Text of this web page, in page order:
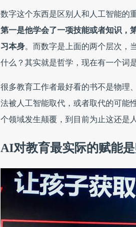
数字这个东西是区别人和人工智能的
第一是他学会了一项技能或者知识，
习本身。而数字是上面的两个层次，
什么？其实就是哲学，现在有一个词
很多教育工作者最好看的书不是物理
法被人工智能取代，或者取代的可能
个领域发生颠覆，到目前为止这还是
AI对教育最实际的赋能